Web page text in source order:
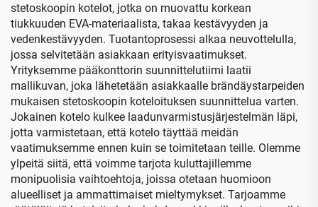
stetoskoopin kotelot, jotka on muovattu korkean
tiukkuuden EVA-materiaalista, takaa kestävyyden ja
vedenkestävyyden. Tuotantoprosessi alkaa neuvottelulla,
jossa selvitetään asiakkaan erityisvaatimukset.
Yrityksemme pääkonttorin suunnittelutiimi laatii
mallikuvan, joka lähetetään asiakkaalle brändäystarpeiden
mukaisen stetoskoopin koteloituksen suunnittelua varten.
Jokainen kotelo kulkee laadunvarmistusjärjestelmän läpi,
jotta varmistetaan, että kotelo täyttää meidän
vaatimuksemme ennen kuin se toimitetaan teille. Olemme
ylpeitä siitä, että voimme tarjota kuluttajillemme
monipuolisia vaihtoehtoja, joissa otetaan huomioon
alueelliset ja ammattimaiset mieltymykset. Tarjoamme